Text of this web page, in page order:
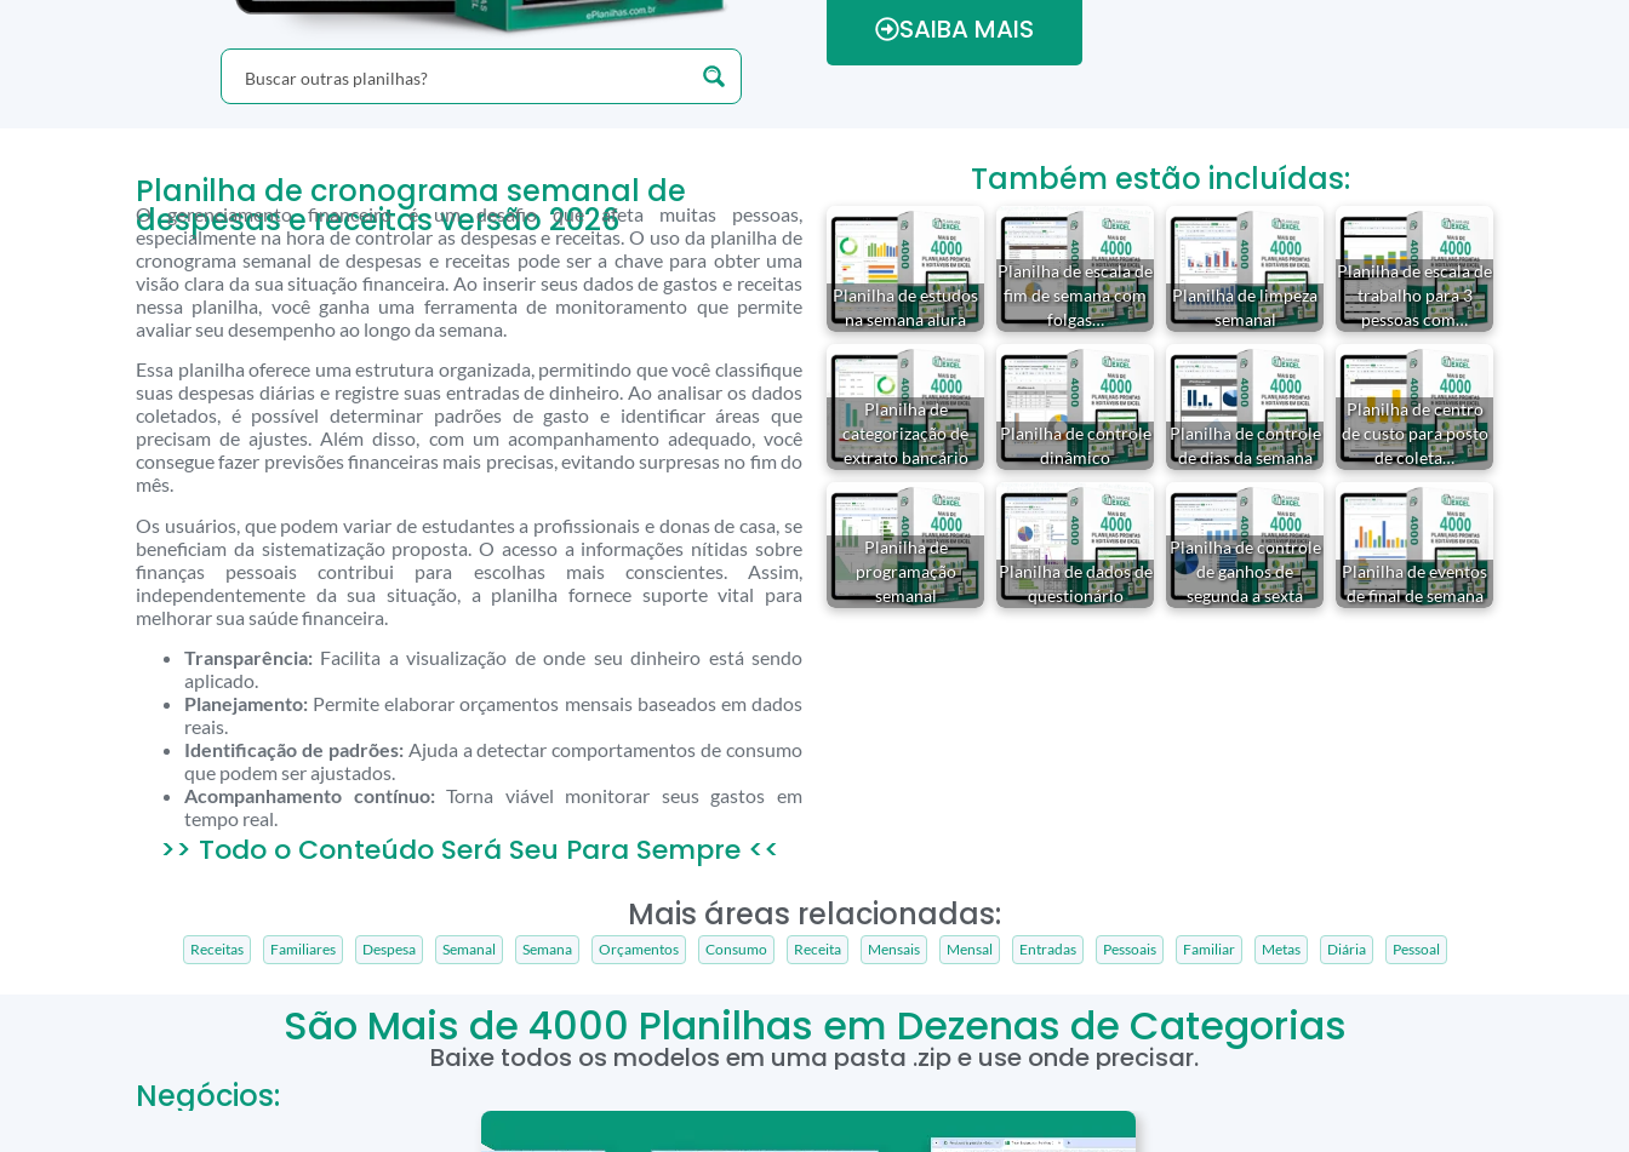
SAIBA MAIS
Planilha de cronograma semanal de
despesas e receitas versão 2026
O gerenciamento financeiro é um desafio que afeta muitas pessoas,
especialmente na hora de controlar as despesas e receitas. O uso da planilha de
cronograma semanal de despesas e receitas pode ser a chave para obter uma
visão clara da sua situação financeira. Ao inserir seus dados de gastos e receitas
nessa planilha, você ganha uma ferramenta de monitoramento que permite
avaliar seu desempenho ao longo da semana.
Essa planilha oferece uma estrutura organizada, permitindo que você classifique
suas despesas diárias e registre suas entradas de dinheiro. Ao analisar os dados
coletados, é possível determinar padrões de gasto e identificar áreas que
precisam de ajustes. Além disso, com um acompanhamento adequado, você
consegue fazer previsões financeiras mais precisas, evitando surpresas no fim do
mês.
Os usuários, que podem variar de estudantes a profissionais e donas de casa, se
beneficiam da sistematização proposta. O acesso a informações nítidas sobre
finanças pessoais contribui para escolhas mais conscientes. Assim,
independentemente da sua situação, a planilha fornece suporte vital para
melhorar sua saúde financeira.
Transparência: Facilita a visualização de onde seu dinheiro está sendo
aplicado.
Planejamento: Permite elaborar orçamentos mensais baseados em dados
reais.
Identificação de padrões:Ajuda a detectar comportamentos de consumo
que podem ser ajustados.
Acompanhamento contínuo:Torna viável monitorar seus gastos em
tempo real.
>> Todo o Conteúdo Será Seu Para Sempre <<
Também estão incluídas:
Planilha de estudos
na semana alura
Planilha de escala de
fim de semana com
folgas…
Planilha de limpeza
semanal
Planilha de escala de
trabalho para 3
pessoas com…
Planilha de
categorização de
extrato bancário
Planilha de controle
dinâmico
Planilha de controle
de dias da semana
Planilha de centro
de custo para posto
de coleta…
Planilha de
programação
semanal
Planilha de dados de
questionário
Planilha de controle
de ganhos de
segunda a sexta
Planilha de eventos
de final de semana
Mais áreas relacionadas:
Receitas Familiares Despesa Semanal Semana Orçamentos Consumo Receita Mensais Mensal Entradas Pessoais Familiar Metas Diária Pessoal
São Mais de 4000 Planilhas em Dezenas de Categorias
Baixe todos os modelos em uma pasta .zip e use onde precisar.
Negócios: